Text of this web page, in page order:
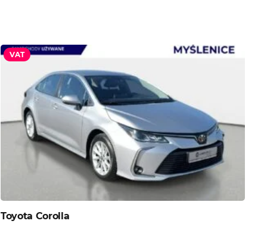
VAT
Toyota Corolla